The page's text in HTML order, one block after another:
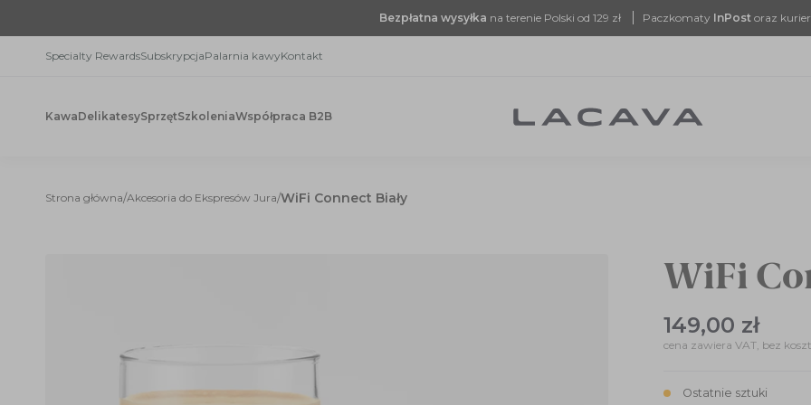
treści
Bezpłatna wysyłka na terenie Polski od 129 zł Paczkomaty InPostoraz kurier
Specialty RewardsSubskrypcjaPalarnia kawyKontakt
KawaDelikatesySprzętSzkoleniaWspółpraca B2B
Strona główna/Akcesoria do Ekspresów Jura/WiFi Connect Biały
WiFi
149,00 zł
cena zawiera VAT, bez
Ostatnie sztuki